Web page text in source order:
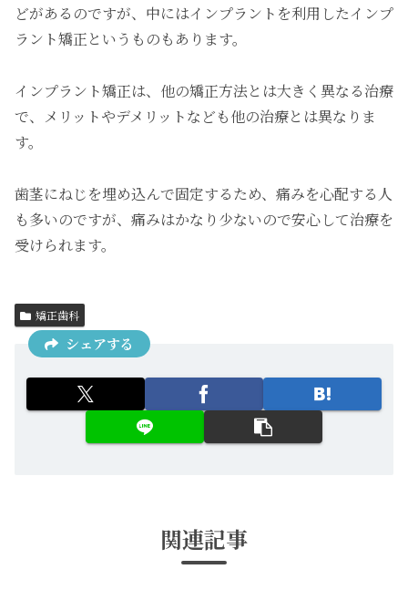
どがあるのですが、中にはインプラントを利用したインプ
ラント矯正というものもあります。
インプラント矯正は、他の矯正方法とは大きく異なる治療
で、メリットやデメリットなども他の治療とは異なりま
す。
歯茎にねじを埋め込んで固定するため、痛みを心配する人
も多いのですが、痛みはかなり少ないので安心して治療を
受けられます。
矯正歯科
シェアする
関連記事